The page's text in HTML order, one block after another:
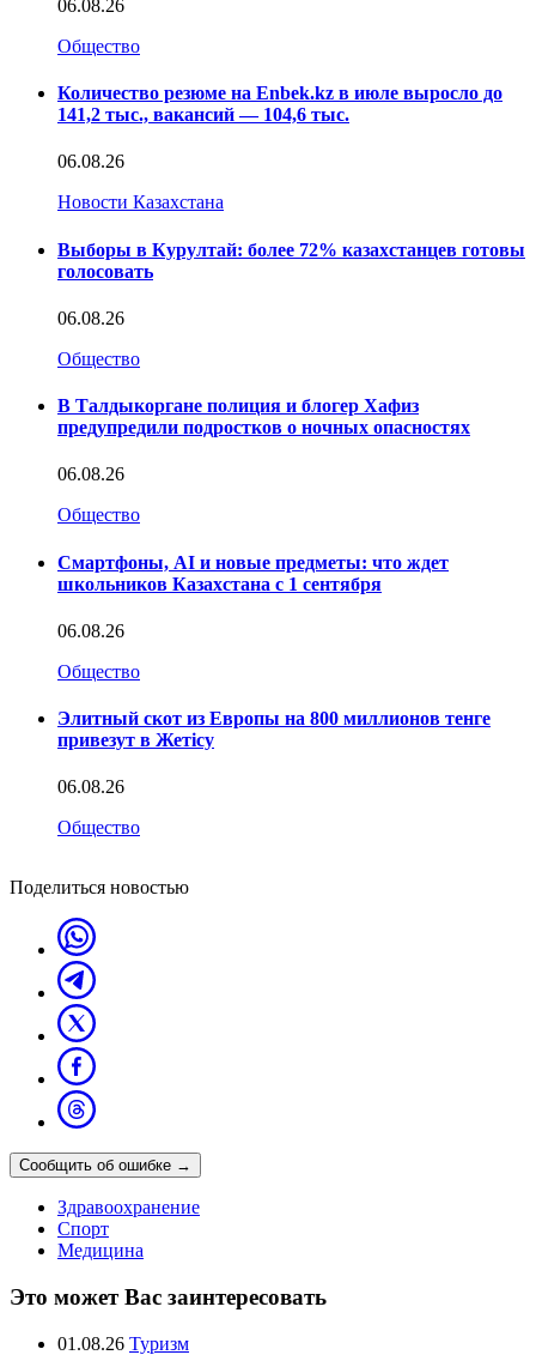
06.08.26
Общество
Количество резюме на Enbek.kz в июле выросло до
141,2 тыс., вакансий — 104,6 тыс.
06.08.26
Новости Казахстана
Выборы в Курултай: более 72% казахстанцев готовы
голосовать
06.08.26
Общество
В Талдыкоргане полиция и блогер Хафиз
предупредили подростков о ночных опасностях
06.08.26
Общество
Смартфоны, AI и новые предметы: что ждет
школьников Казахстана с 1 сентября
06.08.26
Общество
Элитный скот из Европы на 800 миллионов тенге
привезут в Жетісу
06.08.26
Общество
Поделиться новостью
Сообщить об ошибке →
Здравоохранение
Спорт
Медицина
Это может Вас заинтересовать
01.08.26 Туризм